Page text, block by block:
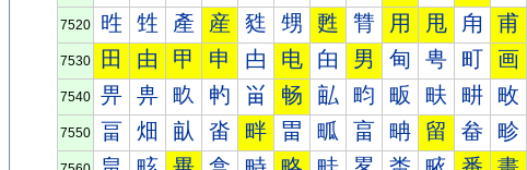
7520 甠 甡 產 産 甤 甥 甦 甧 用 甩 甪 甫
7530 田 由 甲 申 甴 电 甶 男 甸 甹 町 画
7540 畀 畁 畂 畃 畄 畅 畆 畇 畈 畉 畊 畋
7550 畐 畑 畒 畓 畔 畕 畖 畗 畘 留 畚 畛